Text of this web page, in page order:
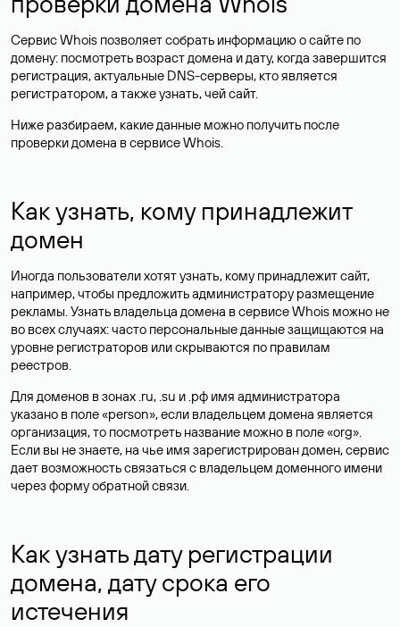
Сервис Whois позволяет собрать информацию о сайте по
домену: посмотреть возраст домена и дату, когда завершится
регистрация, актуальные DNS-серверы, кто является
регистратором, а также узнать, чей сайт.
Ниже разбираем, какие данные можно получить после
проверки домена в сервисе Whois.
Как узнать, кому принадлежит
домен
Иногда пользователи хотят узнать, кому принадлежит сайт,
например, чтобы предложить администратору размещение
рекламы. Узнать владельца домена в сервисе Whois можно не
во всех случаях: часто персональные данныезащищаются на
уровне регистраторов или скрываются по правилам
реестров.
Для доменов в зонах .ru, .su и .рф имя администратора
указано в поле «person», если владельцем домена является
организация, то посмотреть название можно в поле «org».
Если вы не знаете, на чье имя зарегистрирован домен, сервис
дает возможность связаться с владельцем доменного имени
через форму обратной связи.
Как узнать дату регистрации
домена, дату срока его
истечения